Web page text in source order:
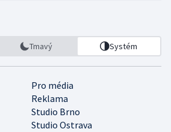
Tmavý Systém
Pro média
Reklama
Studio Brno
Studio Ostrava